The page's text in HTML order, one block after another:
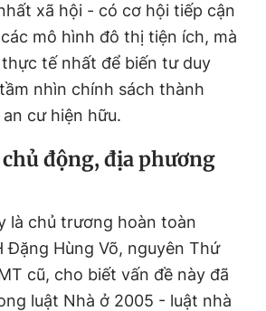
xã hội - có cơ hội tiếp cận
mô hình đô thị tiện ích, mà
tế nhất để biến tư duy
nhìn chính sách thành
cư hiện hữu.
động, địa phương
là chủ trương hoàn toàn
Đặng Hùng Võ, nguyên Thứ
cũ, cho biết vấn đề này đã
luật Nhà ở 2005 - luật nhà